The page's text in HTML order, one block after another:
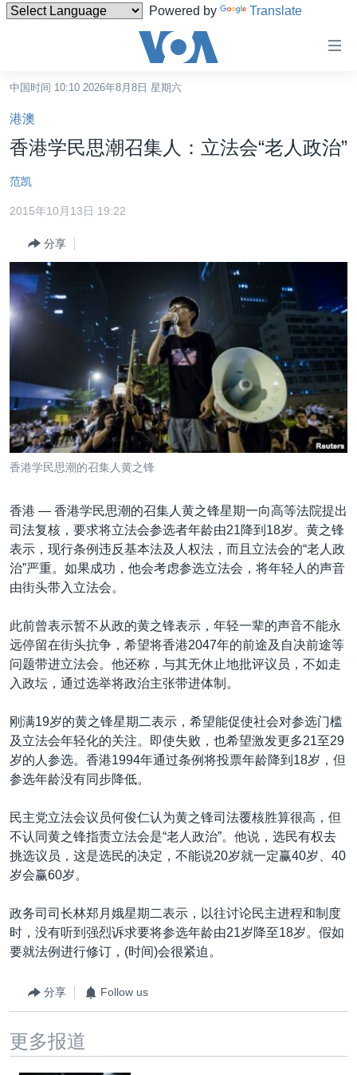
Powered by Translate
碍
链
接
转
内
转
到
导
航
跳
到
检
索
台湾
港澳
国际
最新国际新闻
印太
非洲
美洲
全球议题
分类新闻
经济·金融·贸易
人权·法律·宗教
科教·文娱·体健
军事
劳工
环境
美中关系
热点专题
国会报道
美中关系
美国建国250周年
美国之音专访
重要讲话与声明
台海两岸关系
南中国海争端
关注西藏
关注新疆
GEN Z 看美国
VOA今日焦点
中文广播
关注我们
其他语言网站
中国时间 10:10 2026年8月8日 星期六
港澳
香港学民思潮召集人：立法会“老人政治”
范凯
2015年10月13日 19:22
分享
香港学民思潮的召集人黄之锋
香港 — 香港学民思潮的召集人黄之锋星期一向高等法院提出
司法复核，要求将立法会参选者年龄由21降到18岁。黄之锋
表示，现行条例违反基本法及人权法，而且立法会的“老人政
治”严重。如果成功，他会考虑参选立法会，将年轻人的声音
由街头带入立法会。
此前曾表示暂不从政的黄之锋表示，年轻一辈的声音不能永
远停留在街头抗争，希望将香港2047年的前途及自决前途等
问题带进立法会。他还称，与其无休止地批评议员，不如走
入政坛，通过选举将政治主张带进体制。
刚满19岁的黄之锋星期二表示，希望能促使社会对参选门槛
及立法会年轻化的关注。即使失败，也希望激发更多21至29
岁的人参选。香港1994年通过条例将投票年龄降到18岁，但
参选年龄没有同步降低。
民主党立法会议员何俊仁认为黄之锋司法覆核胜算很高，但
不认同黄之锋指责立法会是“老人政治”。他说，选民有权去
挑选议员，这是选民的决定，不能说20岁就一定赢40岁、40
岁会赢60岁。
政务司司长林郑月娥星期二表示，以往讨论民主进程和制度
时，没有听到强烈诉求要将参选年龄由21岁降至18岁。假如
要就法例进行修订，(时间)会很紧迫。
分享 Follow us
更多报道